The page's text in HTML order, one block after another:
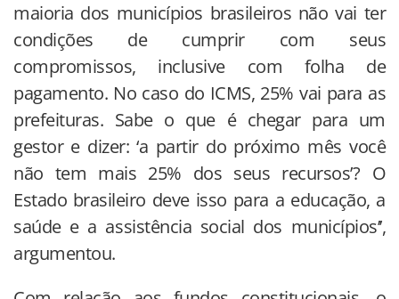
maioria dos municípios brasileiros não vai ter
condições de cumprir com seus
compromissos, inclusive com folha de
pagamento. No caso do ICMS, 25% vai para as
prefeituras. Sabe o que é chegar para um
gestor e dizer: ‘a partir do próximo mês você
não tem mais 25% dos seus recursos’? O
Estado brasileiro deve isso para a educação, a
saúde e a assistência social dos municípios’’,
argumentou.